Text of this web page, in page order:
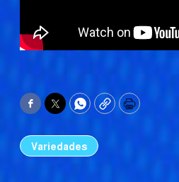
Facebook
TwitterWhatsApp
CopyPrint
Variedades